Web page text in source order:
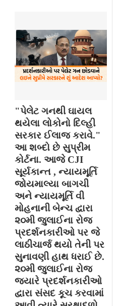
"પેલેટ ગનથી ઘાયલ
થયેલા લોકોનો દિલ્હી
સરકાર ઈલાજ કરાવે."
આ શબ્દો છે સુપ્રીમ
કોર્ટના. આજે CJI
સૂર્યકાન્ત , ન્યાયમૂર્તિ
જોયમાલ્યા બાગચી
અને ન્યાયમૂર્તિ વી
મોહનાની બેન્ચ દ્વારા
૨૦મી જુલાઈના રોજ
પ્રદર્શનકારીઓ પર જે
લાઠીચાર્જ થયો તેની પર
સુનાવણી હાથ ધરાઈ છે.
૨૦મી જુલાઈના રોજ
જયારે પ્રદર્શનકારીઓ
દ્વારા સંસદ કૂચ કરવામાં